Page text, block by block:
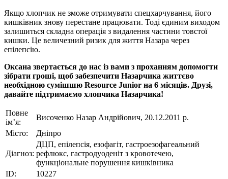
Якщо хлопчик не зможе отримувати спецхарчування, його
кишківник знову перестане працювати. Тоді єдиним виходом
залишиться складна операція з видалення частини товстої
кишки. Це величезний ризик для життя Назара через
епілепсію.
Оксана звертається до нас із вами з проханням допомогти
зібрати гроші, щоб забезпечити Назарчика життєво
необхідною сумішшю Resource Junior на 6 місяців. Друзі,
давайте підтримаємо хлопчика Назарчика!
Повне
ім’я:
Височенко Назар Андрійович, 20.12.2011 р.
Місто:
Дніпро
Діагноз:
ДЦП, епілепсія, езофагіт, гастроезофагеальний
рефлюкс, гастродуоденіт з кровотечею,
функціональне порушення кишківника
ID:
10227